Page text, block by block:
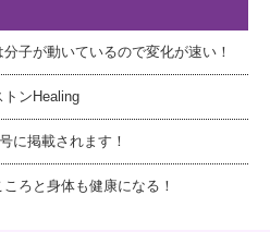
子が動いているので変化が速い！
ンHealing
に掲載されます！
ろと身体も健康になる！